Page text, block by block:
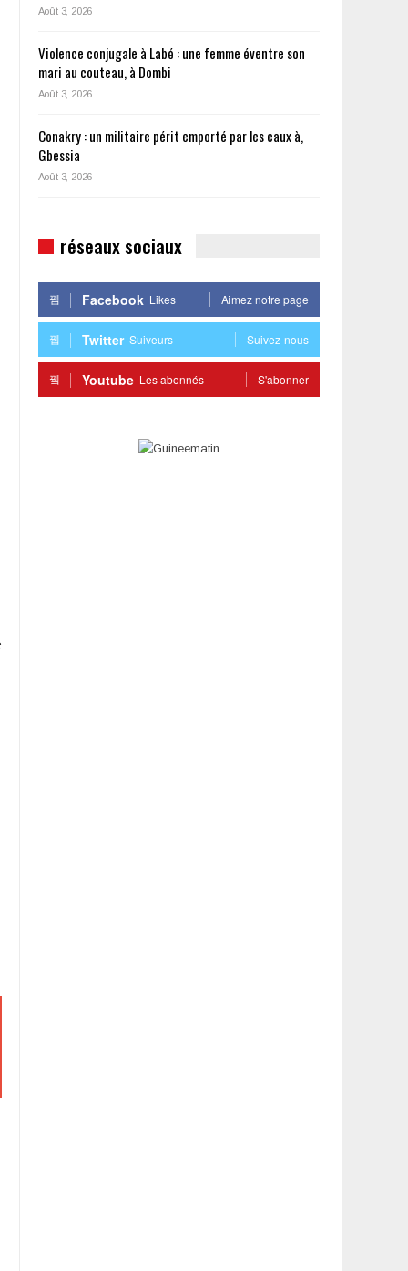
Août 3, 2026
Violence conjugale à Labé : une femme éventre son
mari au couteau, à Dombi
Août 3, 2026
Conakry : un militaire périt emporté par les eaux à,
Gbessia
Août 3, 2026
réseaux sociaux
Facebook Likes Aimez notre page
Twitter Suiveurs Suivez-nous
Youtube Les abonnés S'abonner